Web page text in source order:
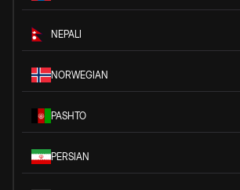
NEPALI
NORWEGIAN
PASHTO
PERSIAN